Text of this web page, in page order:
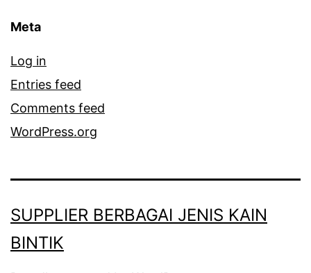
Meta
Log in
Entries feed
Comments feed
WordPress.org
SUPPLIER BERBAGAI JENIS KAIN
BINTIK